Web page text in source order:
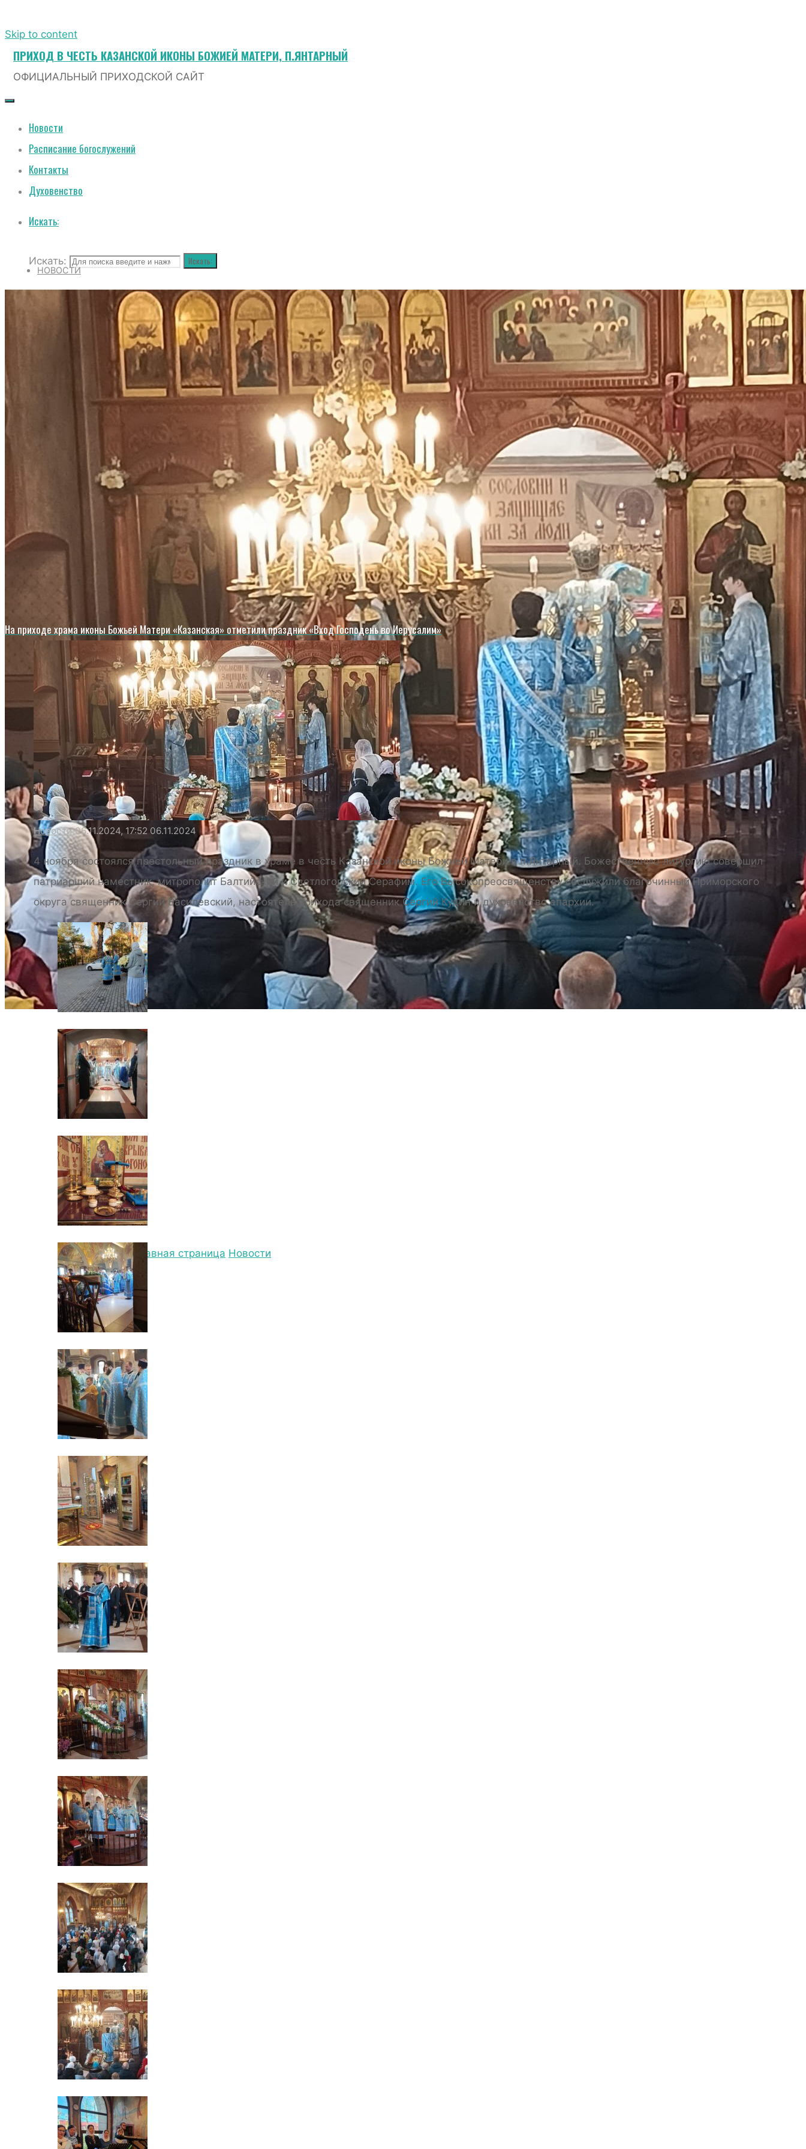
Skip to content
ПРИХОД В ЧЕСТЬ КАЗАНСКОЙ ИКОНЫ БОЖИЕЙ МАТЕРИ, П.ЯНТАРНЫЙ
ОФИЦИАЛЬНЫЙ ПРИХОДСКОЙ САЙТ
Новости
Расписание богослужений
Контакты
Духовенство
Искать:
Искать: Искать:
НОВОСТИ
РАСПИСАНИЕ БОГОСЛУЖЕНИЙ
Новости
ПРЕСТОЛЬНЫЙ ПРАЗДНИК ХРАМА В
ЧЕСТЬ КАЗАНСКОЙ ИКОНЫ БОЖИЕЙ
МАТЕРИ
06.11.2024, 17:52
Главная страница Новости
На приходе храма иконы Божьей Матери «Казанская» отметили праздник «Вход Господень во Иерусалим»
Новости 06.11.2024, 17:52 06.11.2024
4 ноября состоялся престольный праздник в храме в честь Казанской иконы Божией Матери в п.Янтарный. Божественную литургию совершил
патриарший наместник, митрополит Балтийский и Светлогорский Серафим. Его Высокопреосвященству сослужили благочинный Приморского
округа священник Сергий Василевский, настоятель прихода священник Сергий Кудин и духовенство епархии.